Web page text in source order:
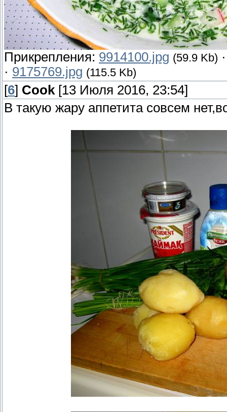
Прикрепления: 9914100.jpg (59.9 Kb)
· 9175769.jpg (115.5 Kb)
[6] Cook [13 Июля 2016, 23:54]
В такую жару аппетита совсем